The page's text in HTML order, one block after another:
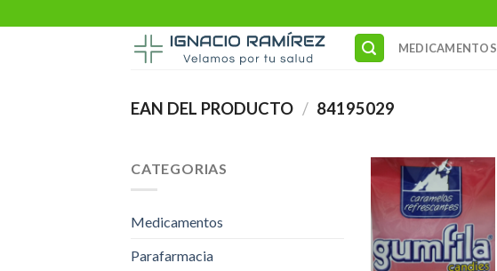
to
MEDICAMENTOS
EAN DEL PRODUCTO / 84195029
CATEGORIAS
Medicamentos
Parafarmacia